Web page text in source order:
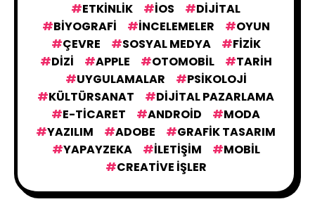
ETKINLIK
IOS
DIJITAL
BIYOGRAFI
İNCELEMELER
OYUN
ÇEVRE
SOSYAL MEDYA
FIZIK
DIZI
APPLE OTOMOBIL
TARIH
UYGULAMALAR
PSIKOLOJI
KÜLTÜRSANAT
DIJITAL PAZARLAMA
E-TICARET
ANDROID
MODA
YAZILIM
ADOBE
GRAFIK TASARIM
YAPAYZEKA
İLETIŞIM
MOBIL
CREATIVE İŞLER